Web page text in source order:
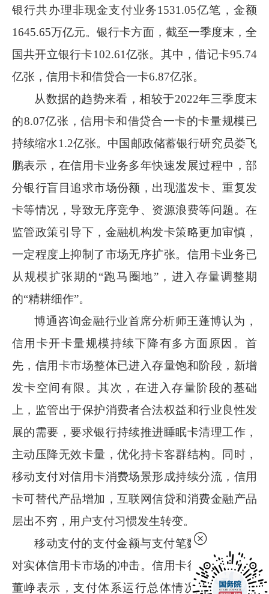
银行共办理非现金支付业务1531.05亿笔，金额
1645.65万亿元。银行卡方面，截至一季度末，全
国共开立银行卡102.61亿张。其中，借记卡95.74
亿张，信用卡和借贷合一卡6.87亿张。
从数据的趋势来看，相较于2022年三季度末
的8.07亿张，信用卡和借贷合一卡的卡量规模已
持续缩水1.2亿张。中国邮政储蓄银行研究员娄飞
鹏表示，在信用卡业务多年快速发展过程中，部
分银行盲目追求市场份额，出现滥发卡、重复发
卡等情况，导致无序竞争、资源浪费等问题。在
监管政策引导下，金融机构发卡策略更加审慎，
一定程度上抑制了市场无序扩张。信用卡业务已
从规模扩张期的“跑马圈地”，进入存量调整期
的“精耕细作”。
博通咨询金融行业首席分析师王蓬博认为，
信用卡开卡量规模持续下降有多方面原因。首
先，信用卡市场整体已进入存量饱和阶段，新增
发卡空间有限。其次，在进入存量阶段的基础
上，监管出于保护消费者合法权益和行业良性发
展的需要，要求银行持续推进睡眠卡清理工作，
主动压降无效卡量，优化持卡客群结构。同时，
移动支付对信用卡消费场景形成持续分流，信用
卡可替代产品增加，互联网信贷和消费金融产品
层出不穷，用户支付习惯发生转变。
移动支付的支付金额与支付笔数，印证了其
对实体信用卡市场的冲击。信用卡行业资深专家
董峥表示，支付体系运行总体情况显示，一季